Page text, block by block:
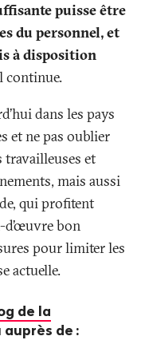
puisse être
du personnel, et
à disposition
continue.
dans les pays
et ne pas oublier
travailleuses et
mais aussi
qui profitent
d’œuvre bon
pour limiter les
actuelle.
de la
auprès de :